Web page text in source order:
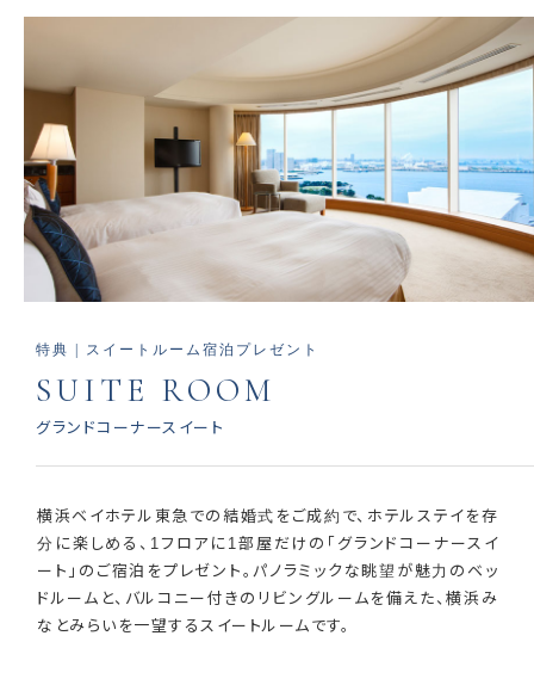
特典 | スイートルーム宿泊プレゼント
SUITE ROOM
グランドコーナースイート
横浜ベイホテル東急での結婚式をご成約で、ホテルステイを存
分に楽しめる、1フロアに1部屋だけの「グランドコーナースイ
ート」のご宿泊をプレゼント。パノラミックな眺望が魅力のベッ
ドルームと、バルコニー付きのリビングルームを備えた、横浜み
なとみらいを一望するスイートルームです。